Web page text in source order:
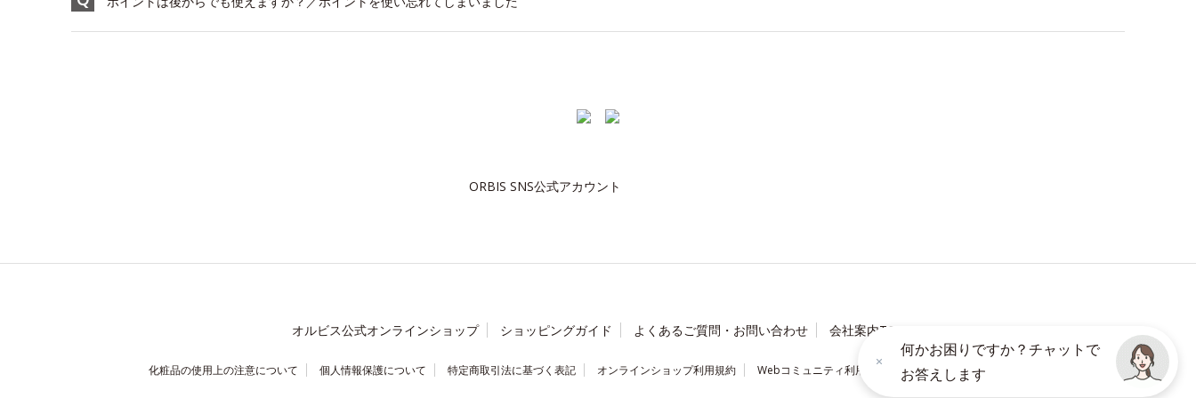
ORBIS SNS公式アカウント
オルビス公式オンラインショップ ショッピングガイド よくあるご質問・お問い合わせ 会社案内TOP
化粧品の使用上の注意について 個人情報保護について 特定商取引法に基づく表記 オンラインショップ利用規約 Webコミュニティ利用規約 ソーシャルメディアポリシー
何かお困りですか？チャットで
お答えします